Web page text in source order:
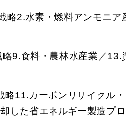
略2.水素・燃料アンモニア
9.食料・農林水産業／13.
11.カーボンリサイクル
した省エネルギー製造プ